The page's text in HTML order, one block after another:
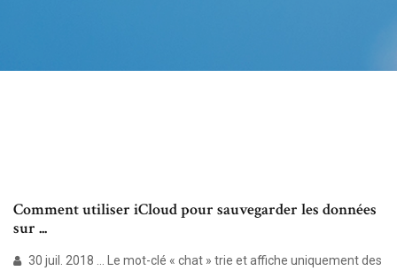
Comment utiliser iCloud pour sauvegarder les données
sur ...
30 juil. 2018 ... Le mot-clé « chat » trie et affiche uniquement des